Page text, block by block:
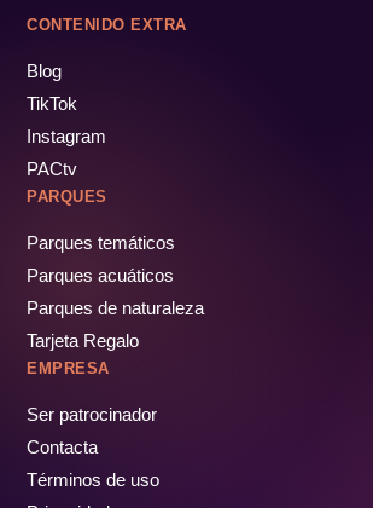
CONTENIDO EXTRA
Blog
TikTok
Instagram
PACtv
PARQUES
Parques temáticos
Parques acuáticos
Parques de naturaleza
Tarjeta Regalo
EMPRESA
Ser patrocinador
Contacta
Términos de uso